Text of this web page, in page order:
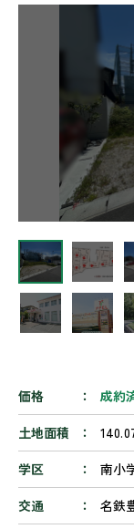
価格
成約
土地面積
学区
南小
交通
名鉄